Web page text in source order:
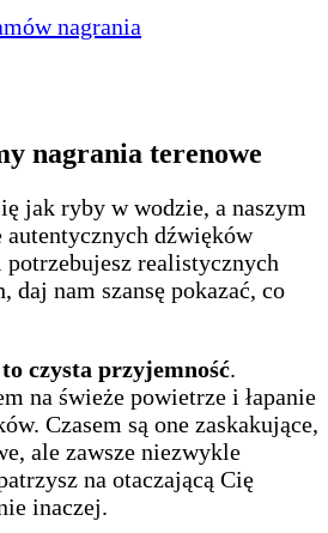
nagrania
nagrania terenowe
jak ryby w wodzie, a naszym
dźwięków
realistycznych
daj nam szansę pokazać, co
czysta przyjemność.
na świeże powietrze i łapanie
Czasem są one zaskakujące,
ale zawsze niezwykle
na otaczającą Cię
inaczej.